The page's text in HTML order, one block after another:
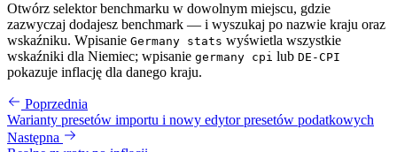
Otwórz selektor benchmarku w dowolnym miejscu, gdzie
zazwyczaj dodajesz benchmark — i wyszukaj po nazwie kraju oraz
wskaźniku. Wpisanie Germany stats wyświetla wszystkie
wskaźniki dla Niemiec; wpisanie germany cpi lub DE-CPI
pokazuje inflację dla danego kraju.
Poprzednia
Warianty presetów importu i nowy edytor presetów podatkowych
Następna